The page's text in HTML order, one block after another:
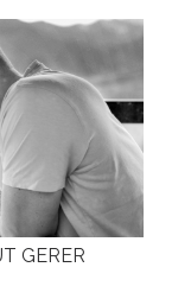
GERER